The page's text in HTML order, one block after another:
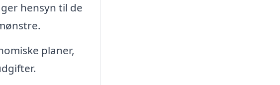
hensyn til de
planer,